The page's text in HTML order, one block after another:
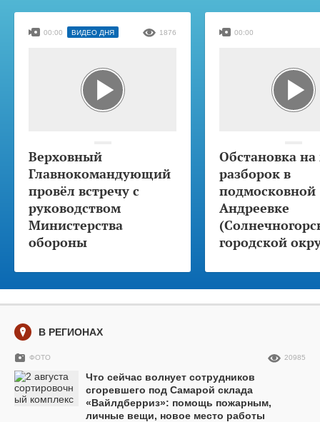
Верховный
Главнокомандующий
провёл встречу с
руководством
Министерства
обороны
00:00 ВИДЕО ДНЯ 1876
Обстановка на
разборок в
подмосковной
Андреевке
городской
00:00
В РЕГИОНАХ
Что сейчас волнует сотрудников
сгоревшего под Самарой склада
«Вайлдберриз»: помощь пожарным,
личные вещи, новое место работы
ФОТО 20985